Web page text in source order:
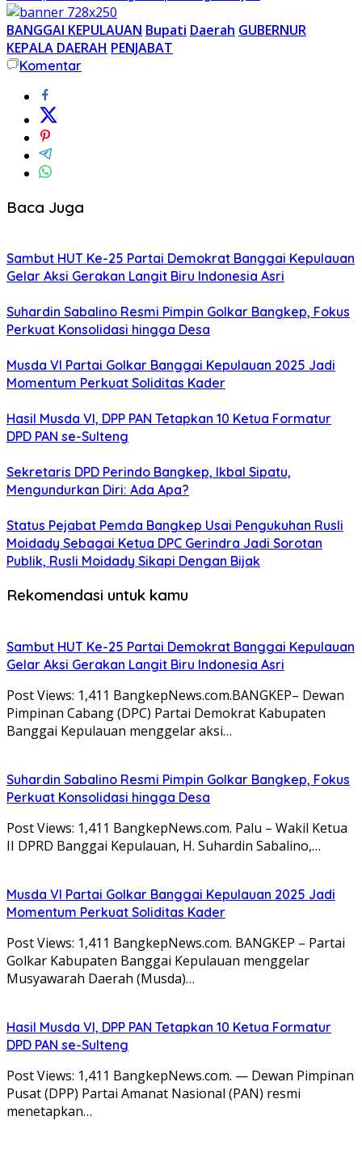
BANGGAI KEPULAUAN Bupati Daerah GUBERNUR
KEPALA DAERAH PENJABAT
Komentar
Baca Juga
Sambut HUT Ke-25 Partai Demokrat Banggai Kepulauan
Gelar Aksi Gerakan Langit Biru Indonesia Asri
Suhardin Sabalino Resmi Pimpin Golkar Bangkep, Fokus
Perkuat Konsolidasi hingga Desa
Musda VI Partai Golkar Banggai Kepulauan 2025 Jadi
Momentum Perkuat Soliditas Kader
Hasil Musda VI, DPP PAN Tetapkan 10 Ketua Formatur
DPD PAN se-Sulteng
Sekretaris DPD Perindo Bangkep, Ikbal Sipatu,
Mengundurkan Diri: Ada Apa?
Status Pejabat Pemda Bangkep Usai Pengukuhan Rusli
Moidady Sebagai Ketua DPC Gerindra Jadi Sorotan
Publik, Rusli Moidady Sikapi Dengan Bijak
Rekomendasi untuk kamu
Sambut HUT Ke-25 Partai Demokrat Banggai Kepulauan
Gelar Aksi Gerakan Langit Biru Indonesia Asri
Post Views: 1,411 BangkepNews.com.BANGKEP– Dewan
Pimpinan Cabang (DPC) Partai Demokrat Kabupaten
Banggai Kepulauan menggelar aksi…
Suhardin Sabalino Resmi Pimpin Golkar Bangkep, Fokus
Perkuat Konsolidasi hingga Desa
Post Views: 1,411 BangkepNews.com. Palu – Wakil Ketua
II DPRD Banggai Kepulauan, H. Suhardin Sabalino,…
Musda VI Partai Golkar Banggai Kepulauan 2025 Jadi
Momentum Perkuat Soliditas Kader
Post Views: 1,411 BangkepNews.com. BANGKEP – Partai
Golkar Kabupaten Banggai Kepulauan menggelar
Musyawarah Daerah (Musda)…
Hasil Musda VI, DPP PAN Tetapkan 10 Ketua Formatur
DPD PAN se-Sulteng
Post Views: 1,411 BangkepNews.com. — Dewan Pimpinan
Pusat (DPP) Partai Amanat Nasional (PAN) resmi
menetapkan…